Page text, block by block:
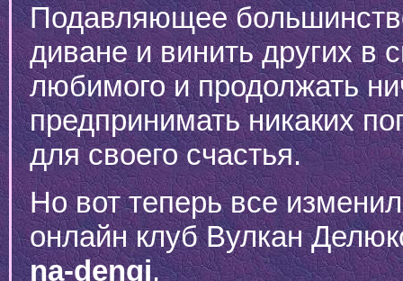
Подавляющее
диване и винить других в
любимого и продолжать
предпринимать никаких
для своего счастья.
Но вот теперь все
онлайн клуб Вулкан
na-dengi.